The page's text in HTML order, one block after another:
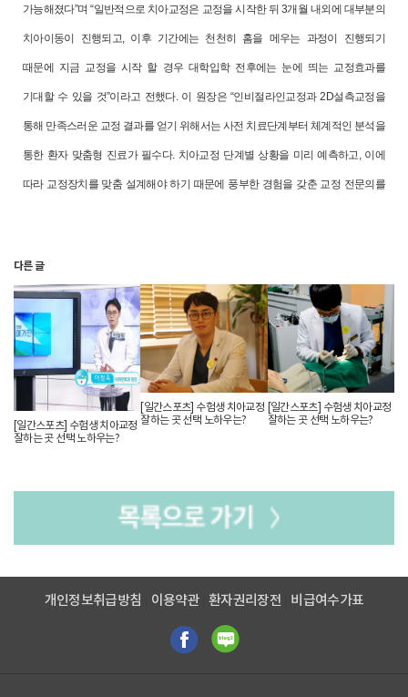
가능해졌다”며 “일반적으로 치아교정은 교정을 시작한 뒤 3개월 내외에 대부분의
치아이동이 진행되고, 이후 기간에는 천천히 홈을 메우는 과정이 진행되기
때문에 지금 교정을 시작 할 경우 대학입학 전후에는 눈에 띄는 교정효과를
기대할 수 있을 것”이라고 전했다. 이 원장은 “인비절라인교정과 2D설측교정을
통해 만족스러운 교정 결과를 얻기 위해서는 사전 치료단계부터 체계적인 분석을
통한 환자 맞춤형 진료가 필수다. 치아교정 단계별 상황을 미리 예측하고, 이에
따라 교정장치를 맞춤 설계해야 하기 때문에 풍부한 경험을 갖춘 교정 전문의를
기사 본문 링크 클릭
다른 글
[일간스포츠] 수험생 치아교정
잘하는 곳 선택 노하우는?
[일간스포츠] 수험생 치아교정
잘하는 곳 선택 노하우는?
[일간스포츠] 수험생 치아교정
잘하는 곳 선택 노하우는?
개인정보취급방침 이용약관 환자권리장전 비급여수가표